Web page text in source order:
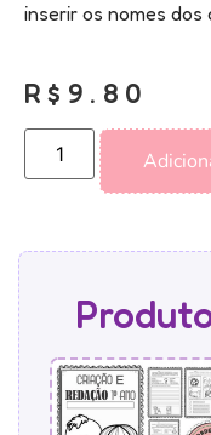
inserir os nomes dos
R$ 9.80